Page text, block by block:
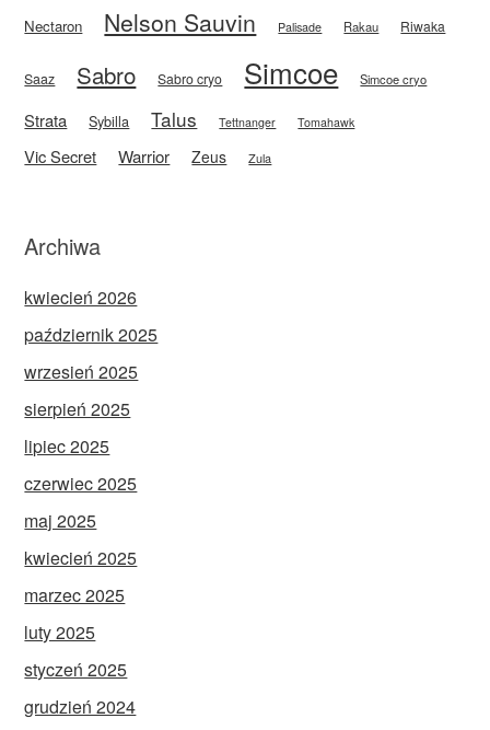
Nectaron Nelson Sauvin Palisade Rakau Riwaka
Saaz Sabro Sabro cryo Simcoe Simcoe cryo
Strata Sybilla Talus Tettnanger Tomahawk
Vic Secret Warrior Zeus Zula
Archiwa
kwiecień 2026
październik 2025
wrzesień 2025
sierpień 2025
lipiec 2025
czerwiec 2025
maj 2025
kwiecień 2025
marzec 2025
luty 2025
styczeń 2025
grudzień 2024